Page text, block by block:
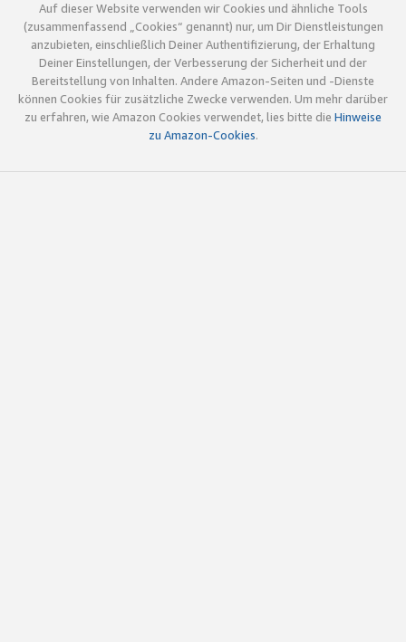
Auf dieser Website verwenden wir Cookies und ähnliche Tools
(zusammenfassend „Cookies“ genannt) nur, um Dir Dienstleistungen
anzubieten, einschließlich Deiner Authentifizierung, der Erhaltung
Deiner Einstellungen, der Verbesserung der Sicherheit und der
Bereitstellung von Inhalten. Andere Amazon-Seiten und -Dienste
können Cookies für zusätzliche Zwecke verwenden. Um mehr darüber
zu erfahren, wie Amazon Cookies verwendet, lies bitte die Hinweise
zu Amazon-Cookies.